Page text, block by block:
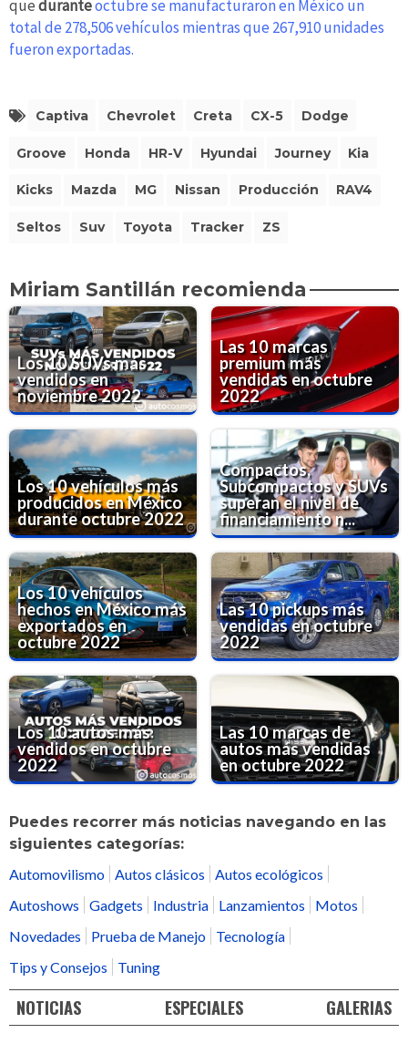
queduranteoctubre se manufacturaron en México un
total de 278,506 vehículos mientras que 267,910 unidades
fueron exportadas.
Captiva Chevrolet Creta CX-5 Dodge
Groove Honda HR-V Hyundai Journey Kia
Kicks Mazda MG Nissan Producción RAV4
Seltos Suv Toyota Tracker ZS
Miriam Santillán recomienda
Los 10 SUVs más
vendidos en
noviembre 2022
Las 10 marcas
premium más
vendidas en octubre
2022
Los 10 vehículos más
producidos en México
durante octubre 2022
Compactos,
Subcompactos y SUVs
superan el nivel de
financiamiento n...
Los 10 vehículos
hechos en México más
exportados en
octubre 2022
Las 10 pickups más
vendidas en octubre
2022
Los 10 autos más
vendidos en octubre
2022
Las 10 marcas de
autos más vendidas
en octubre 2022
Puedes recorrer más noticias navegando en las
siguientes categorías:
Automovilismo Autos clásicos
Autos ecológicos
Autoshows
Gadgets Industria Lanzamientos
Motos
Novedades
Prueba de Manejo
Tecnología
Tips y Consejos
Tuning
NOTICIAS ESPECIALES GALERIAS